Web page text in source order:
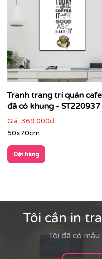
Tranh trang trí quán
đã có khung - ST220937
Giá: 369.000đ
50x70cm
Đặt hàng
Tôi cần in
Tôi đã có